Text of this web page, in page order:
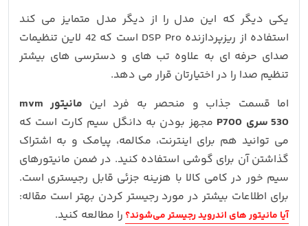
یکی دیگر که این مدل را از دیگر مدل متمایز می کند
استفاده از ریزپردازنده DSP Pro است که 42 لاین تنظیمات
صدای حرفه ای به علاوه تب های و دسترسی های بیشتر
تنظیم صدا را در اختیارتان قرار می دهد.
اما قسمت جذاب و منحصر به فرد این
مانیتور mvm
530سری P700
مجهز بودن به دانگل سیم کارت است که
می توانید هم برای اینترنت، مکالمه، پیامک و به اشتراک
گذاشتن آن برای گوشی استفاده کنید. در ضمن مانیتورهای
سیم خور در کامی کالا با هزینه جزئی قابل رجیستری است.
برای اطلاعات بیشتر در مورد رجیستر کردن بهتر است مقاله:
آیا مانیتور های اندروید رجیستر می‌شوند؟ را مطالعه کنید.